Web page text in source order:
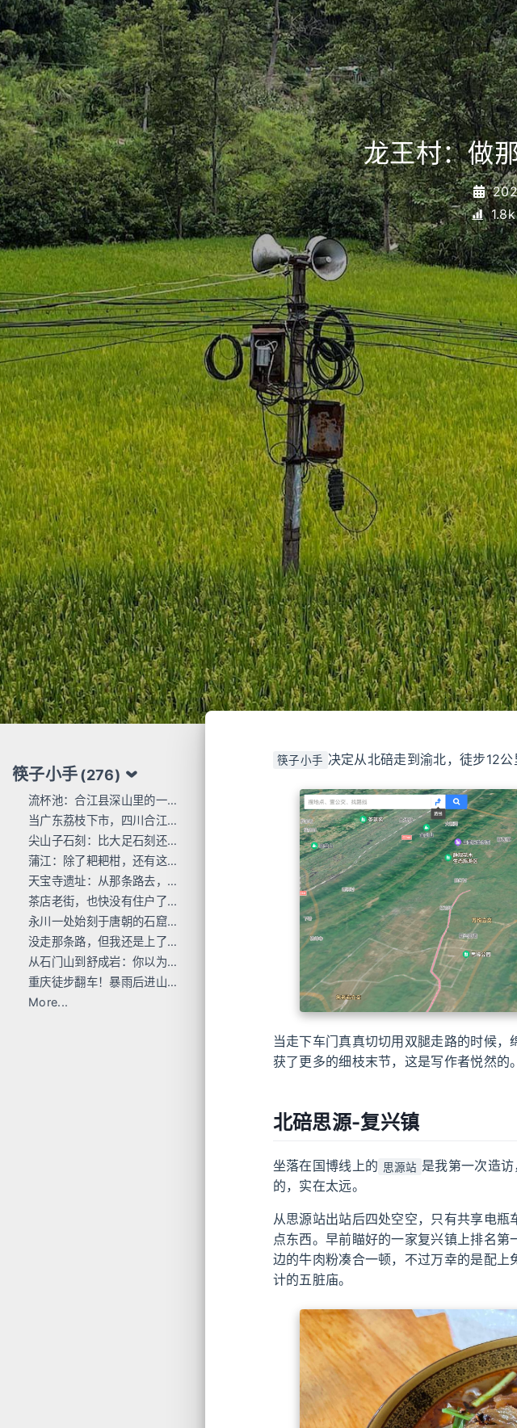
龙王村：做
筷子小手(276)
流杯池：合江县深山里的一行东洋刻痕
当广东荔枝下市，四川合江的才刚红透
尖山子石刻：比大足石刻还早300年
蒲江：除了耙耙柑，还有这么多唐宋石刻
天宝寺遗址：从那条路去，过这座桥来
茶店老街，也快没有住户了...
永川一处始刻于唐朝的石窟，人不多 值得去
没走那条路，但我还是上了巴岳山
从石门山到舒成岩：你以为去过宝顶山就是全部的大足石刻了吗？
重庆徒步翻车！暴雨后进山，差点栽在这座小山里
More...
筷子小手 决定从北碚走到渝北，徒步12公
当走下车门真真切切用双腿走路的时候
获了更多的细枝末节，这是写作者悦然的。
北碚思源-复兴镇
坐落在国博线上的 思源站 是我第一次造
的，实在太远。
从思源站出站后四处空空，只有共享电瓶
点东西。早前瞄好的一家复兴镇上排名
边的牛肉粉凑合一顿，不过万幸的是配
计的五脏庙。